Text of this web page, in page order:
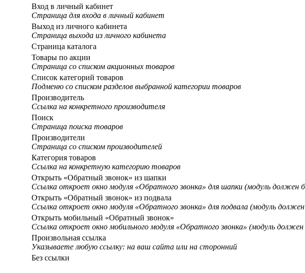
Вход в личный кабинет
Страница для входа в личный кабинет
Выход из личного кабинета
Страница выхода из личного кабинета
Страница каталога
Товары по акции
Страница со списком акционных товаров
Список категорий товаров
Подменю со списком разделов выбранной категории товаров
Производитель
Ссылка на конкретного производителя
Поиск
Страница поиска товаров
Производители
Страница со списком производителей
Категория товаров
Ссылка на конкретную категорию товаров
Открыть «Обратный звонок» из шапки
Ссылка откроет окно модуля «Обратного звонка» для шапки (модуль
Открыть «Обратный звонок» из подвала
Ссылка откроет окно модуля «Обратного звонка» для подвала (модуль
Открыть мобильный «Обратный звонок»
Ссылка откроет окно мобильного модуля «Обратного звонка» (модуль
Произвольная ссылка
Указываете любую ссылку: на ваш сайта или на сторонний
Без ссылки